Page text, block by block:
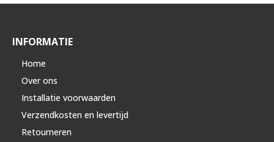
INFORMATIE
Home
Over ons
Installatie voorwaarden
Verzendkosten en levertijd
Retourneren